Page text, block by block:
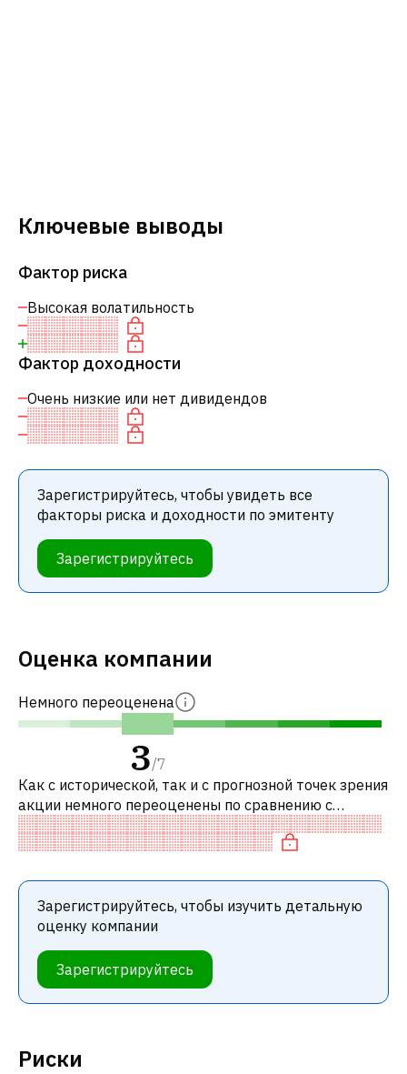
Ключевые выводы
Фактор риска
Высокая волатильность
Фактор доходности
Очень низкие или нет дивидендов
Зарегистрируйтесь, чтобы увидеть все
факторы риска и доходности по эмитенту
Зарегистрируйтесь
Риски
Оценка компании
Немного переоценена
3/7
Как с исторической, так и с прогнозной точек зрения
акции немного переоценены по сравнению с
аналогичными акциями. В частности, акция
компании переоценена по P/E, «дорога
Зарегистрируйтесь, чтобы изучить детальную
оценку компании
Зарегистрируйтесь